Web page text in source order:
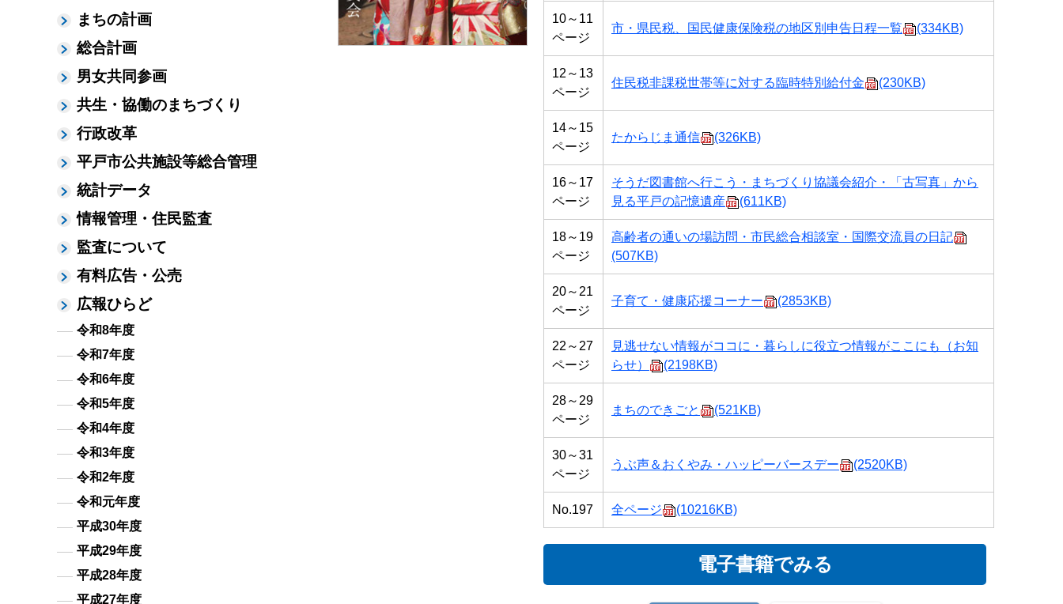
まちの計画
総合計画
男女共同参画
共生・協働のまちづくり
行政改革
平戸市公共施設等総合管理
統計データ
情報管理・住民監査
監査について
有料広告・公売
広報ひらど
令和8年度
令和7年度
令和6年度
令和5年度
令和4年度
令和3年度
令和2年度
令和元年度
平成30年度
平成29年度
平成28年度
平成27年度
10～11
ページ
市・県民税、国民健康保険税の地区別申告日程一覧 (334KB)
12～13
ページ
住民税非課税世帯等に対する臨時特別給付金 (230KB)
14～15
ページ
たからじま通信 (326KB)
16～17
ページ
そうだ図書館へ行こう・まちづくり協議会紹介・「古写真」から
見る平戸の記憶遺産
(611KB)
18～19
ページ
高齢者の通いの場訪問・市民総合相談室・国際交流員の日記
(507KB)
20～21
ページ
子育て・健康応援コーナー (2853KB)
22～27
ページ
見逃せない情報がココに・暮らしに役立つ情報がここにも（お知
らせ）
(2198KB)
28～29
ページ
まちのできごと (521KB)
30～31
ページ
うぶ声＆おくやみ・ハッピーバースデー (2520KB)
No.197 全ページ (10216KB)
電子書籍でみる